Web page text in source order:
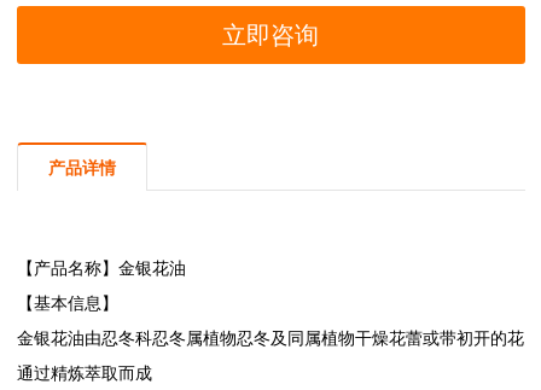
立即咨询
产品详情
【产品名称】 金银花油
【基本信息】
金银花油由忍冬科忍冬属植物忍冬及同属植物干燥花蕾或带初开的花
通过精炼萃取而成